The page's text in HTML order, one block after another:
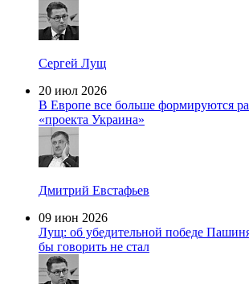
Сергей Лущ
20 июл 2026
В Европе все больше формируются
«проекта Украина»
Дмитрий Евстафьев
09 июн 2026
Лущ: об убедительной победе
бы говорить не стал